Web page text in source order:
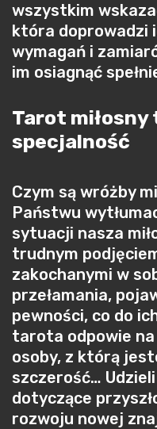
wszystkim
która doprowadzi
wymagań i
im osiagnąć
Tarot miłosny
specjalność
Czym są wróżby
Państwu
sytuacji nasza
trudnym
zakochanymi w
przełamania,
pewności, co do
tarota odpowie
osoby, z którą
szczerość…
dotyczące
rozwoju nowej